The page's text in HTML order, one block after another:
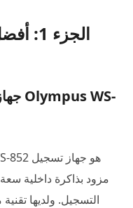
التسجيل. ولديها